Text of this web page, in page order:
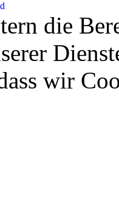
die
wir